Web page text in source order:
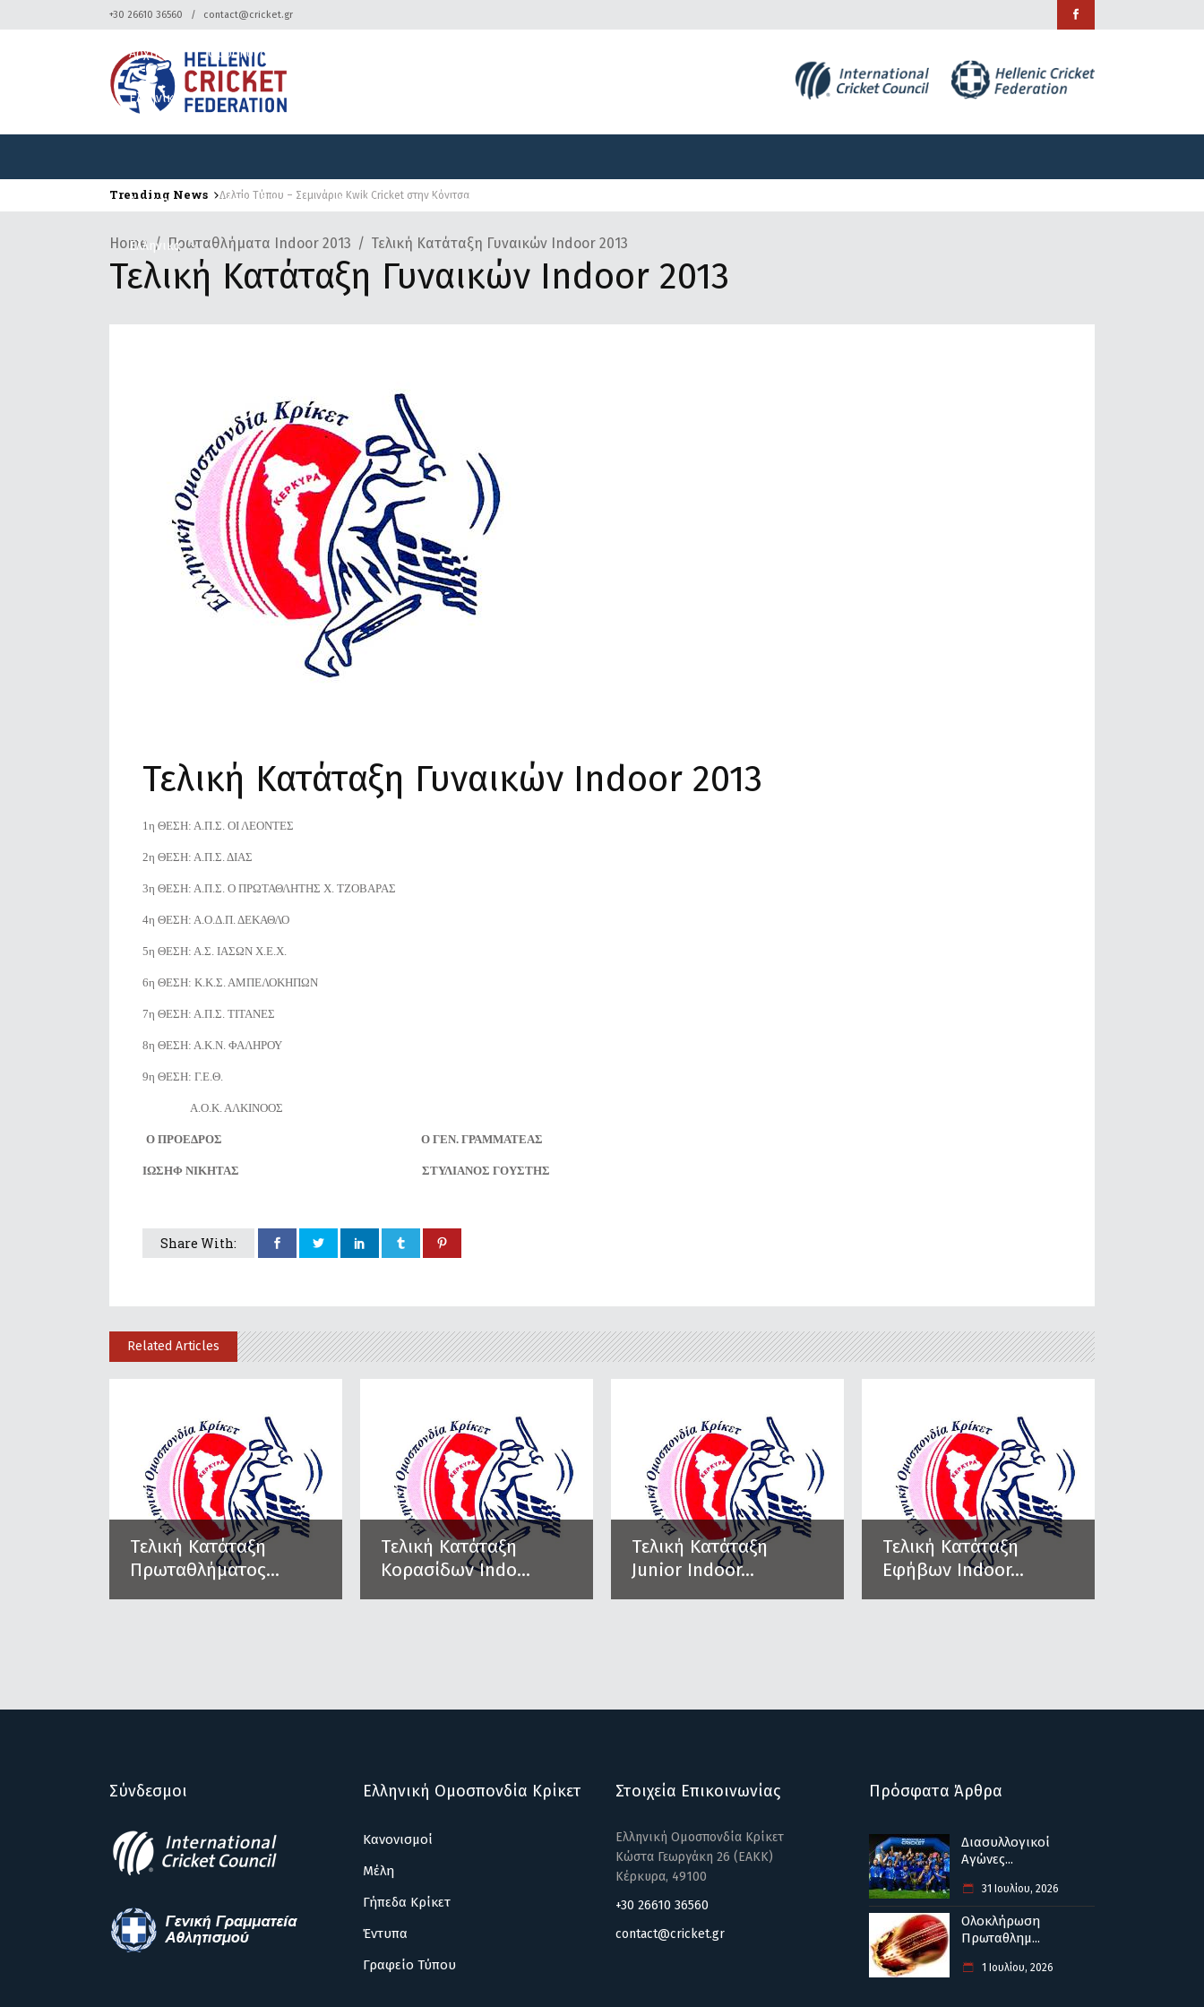
+30 26610 36560 contact@cricket.gr
Αρχική Ομοσπονδία Κρίκετ Διοργανώσεις
Ελληνικά
Αρχική Ομοσπονδία
Ελληνικά
Trending News Δελτίο Τύπου – Σεμινάριο Kwik Cricket στην Κόνιτσα
Home Πρωταθλήματα Indoor 2013 Τελική Κατάταξη Γυναικών Indoor 2013
Τελική Κατάταξη Γυναικών Indoor 2013
Τελική Κατάταξη Γυναικών Indoor 2013
1η ΘΕΣΗ: Α.Π.Σ. ΟΙ ΛΕΟΝΤΕΣ
2η ΘΕΣΗ: Α.Π.Σ. ΔΙΑΣ
3η ΘΕΣΗ: Α.Π.Σ. Ο ΠΡΩΤΑΘΛΗΤΗΣ Χ. ΤΖΟΒΑΡΑΣ
4η ΘΕΣΗ: Α.Ο.Δ.Π. ΔΕΚΑΘΛΟ
5η ΘΕΣΗ: Α.Σ. ΙΑΣΩΝ Χ.Ε.Χ.
6η ΘΕΣΗ: Κ.Κ.Σ. ΑΜΠΕΛΟΚΗΠΩΝ
7η ΘΕΣΗ: Α.Π.Σ. ΤΙΤΑΝΕΣ
8η ΘΕΣΗ: Α.Κ.Ν. ΦΑΛΗΡΟΥ
9η ΘΕΣΗ: Γ.Ε.Θ.
Α.Ο.Κ. ΑΛΚΙΝΟΟΣ
Ο ΠΡΟΕΔΡΟΣ Ο ΓΕΝ. ΓΡΑΜΜΑΤΕΑΣ
ΙΩΣΗΦ ΝΙΚΗΤΑΣ ΣΤΥΛΙΑΝΟΣ ΓΟΥΣΤΗΣ
Share With:
Related Articles
Τελική Κατάταξη
Πρωταθλήματος...
Τελική Κατάταξη
Κορασίδων Indo...
Τελική Κατάταξη
Junior Indoor...
Τελική Κατάταξη
Εφήβων Indoor...
Σύνδεσμοι Ελληνική Ομοσπονδία Κρίκετ
Κανονισμοί
Μέλη
Γήπεδα Κρίκετ
Έντυπα
Γραφείο Τύπου
Στοιχεία Επικοινωνίας
Ελληνική Ομοσπονδία Κρίκετ
Κώστα Γεωργάκη 26 (ΕΑΚΚ)
Κέρκυρα, 49100
+30 26610 36560
contact@cricket.gr
Πρόσφατα Άρθρα
Διασυλλογικοί
Αγώνες...
31 Ιουλίου, 2026
Ολοκλήρωση
Πρωταθλημ...
1 Ιουλίου, 2026